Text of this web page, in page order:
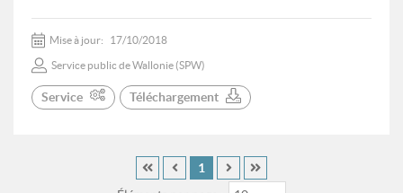
Mise à jour: 17/10/2018
Service public de Wallonie (SPW)
Service Téléchargement
1